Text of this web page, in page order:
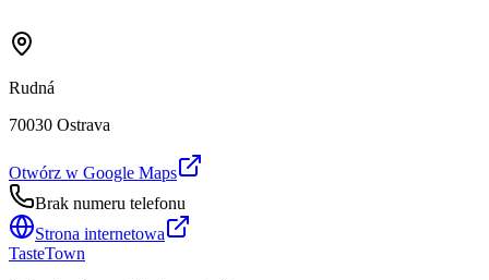
Rudná
70030 Ostrava
Otwórz w Google Maps
Brak numeru telefonu
Strona internetowa
TasteTown